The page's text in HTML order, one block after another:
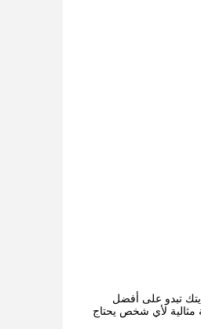
تبدو على أفضل
مثالية لأي شخص يحتاج